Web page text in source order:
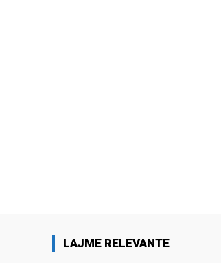
LAJME RELEVANTE